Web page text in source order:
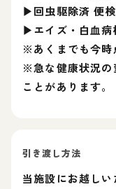
▶回虫駆除済 便
▶エイズ・白血病
※あくまでも今時
※急な健康状況の
ことがあります。
引き渡し方法
当施設にお越し